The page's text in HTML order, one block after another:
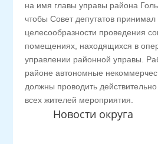
Новости округа
на имя главы управы района
чтобы Совет депутатов
целесообразности проведения
помещениях, находящихся в
управлении районной управы.
районе автономные
должны проводить
всех жителей мероприятия.